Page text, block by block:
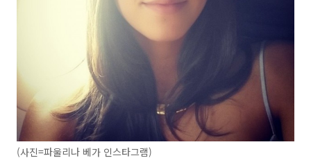
(사진=파울리나 베가 인스타그램)